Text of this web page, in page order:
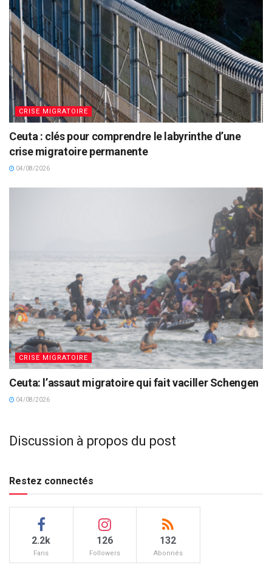
CRISE MIGRATOIRE
Ceuta : clés pour comprendre le labyrinthe d’une
crise migratoire permanente
04/08/2026
CRISE MIGRATOIRE
Ceuta: l’assaut migratoire qui fait vaciller Schengen
04/08/2026
Discussion à propos du post
Restez connectés
2.2k
Fans
126
Followers
132
Abonnés